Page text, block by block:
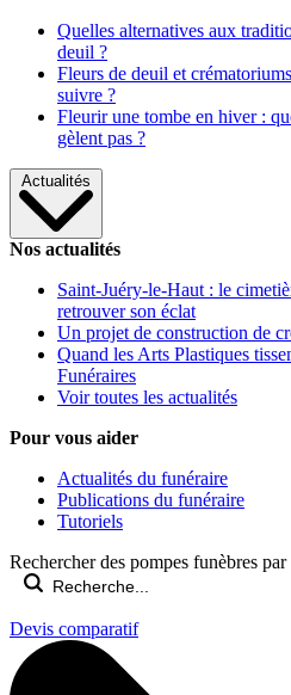
Quelles alternatives aux
deuil ?
Fleurs de deuil et
suivre ?
Fleurir une tombe en hiver :
gèlent pas ?
Actualités
Nos actualités
Saint-Juéry-le-Haut : le
retrouver son éclat
Un projet de construction de
Quand les Arts Plastiques
Funéraires
Voir toutes les actualités
Pour vous aider
Actualités du funéraire
Publications du funéraire
Tutoriels
Rechercher des pompes funèbres
Devis comparatif